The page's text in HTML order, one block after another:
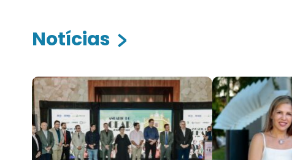
Notícias